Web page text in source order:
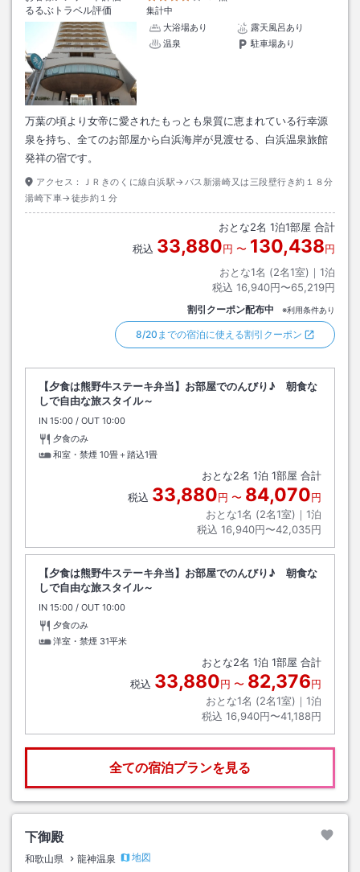
るるぶトラベル評価
集計中
大浴場あり
露天風呂あり
温泉
駐車場あり
万葉の頃より女帝に愛されたもっとも泉質に恵まれている行幸源
泉を持ち、全てのお部屋から白浜海岸が見渡せる、白浜温泉旅館
発祥の宿です。
アクセス：
ＪＲきのくに線白浜駅→バス新湯崎又は三段壁行き約１８分
湯崎下車→徒歩約１分
おとな2名 1泊1部屋 合計
税込 33,880円 〜 130,438円
おとな1名 (2名1室)｜ 1泊
税込 16,940円〜65,219円
割引クーポン配布中 ※利用条件あり
8/20までの宿泊に使える割引クーポン
【夕食は熊野牛ステーキ弁当】お部屋でのんびり♪ 朝食な
しで自由な旅スタイル～
IN チェックイン
15:00 / OUT チェックアウト
10:00
夕食のみ
和室・禁煙 10畳＋踏込1畳
おとな2名 1泊 1部屋 合計
税込 33,880円 〜 84,070円
おとな1名 (2名1室)｜ 1泊
税込 16,940円〜42,035円
【夕食は熊野牛ステーキ弁当】お部屋でのんびり♪ 朝食な
しで自由な旅スタイル～
IN チェックイン
15:00 / OUT チェックアウト
10:00
夕食のみ
洋室・禁煙 31平米
おとな2名 1泊 1部屋 合計
税込 33,880円 〜 82,376円
おとな1名 (2名1室)｜ 1泊
税込 16,940円〜41,188円
全ての宿泊プランを見る
下御殿
和歌山県 龍神温泉
地図